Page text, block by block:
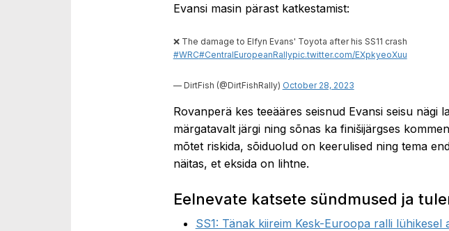
Evansi masin pärast katkestamist:
❌ The damage to Elfyn Evans' Toyota after his SS11 crash
#WRC#CentralEuropeanRallypic.twitter.com/EXpkyeoXuu
— DirtFish (@DirtFishRally) October 28, 2023
Rovanperä kes teeääres seisnud Evansi seisu nägi
märgatavalt järgi ning sõnas ka finišijärgses
mõtet riskida, sõiduolud on keerulised ning tema
näitas, et eksida on lihtne.
Eelnevate katsete sündmused ja
SS1: Tänak kiireim Kesk-Euroopa ralli lühikesel